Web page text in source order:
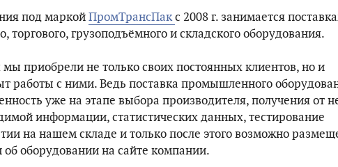
под маркойПромТрансПакс 2008 г. занимается
торгового, грузоподъёмного и складского оборудования.
мы приобрели не только своих постоянных клиентов, но и
работы с ними. Ведь поставка промышленного
уже на этапе выбора производителя, получения от
информации, статистических данных, тестирование
на нашем складе и только после этого возможно
оборудовании на сайте компании.